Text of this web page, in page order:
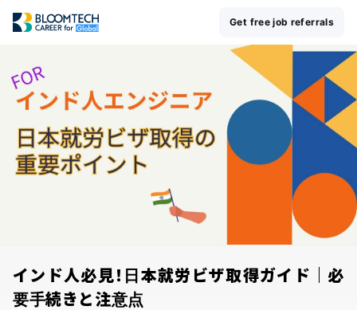
Get free job referrals
インド人必見！日本就労ビザ取得ガイド｜必
要手続きと注意点